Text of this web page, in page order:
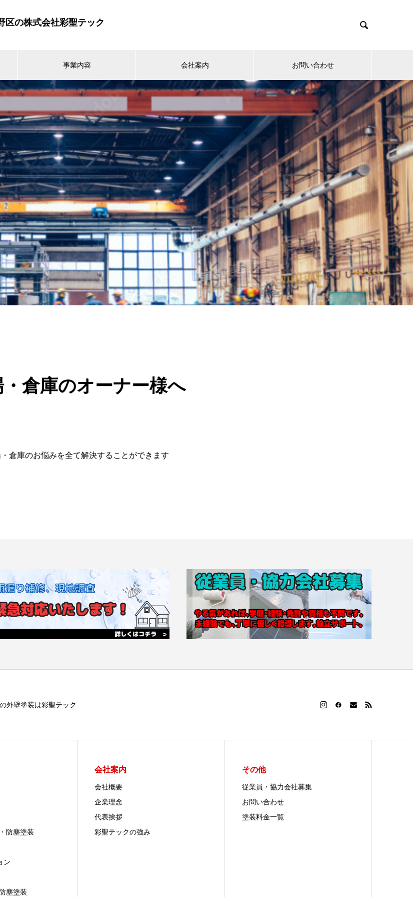
区の株式会社彩聖テック 
事業内容 会社案内 お問い合わせ
倉庫のオーナー様へ
倉庫のお悩みを全て解決することができます
外壁塗装は彩聖テック
防塵塗装
ン
塵塗装
会社案内
会社概要
企業理念
代表挨拶
彩聖テックの強み
その他
従業員・協力会社募集
お問い合わせ
塗装料金一覧